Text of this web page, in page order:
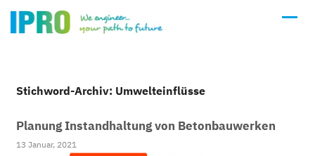
Stichword-Archiv: Umwelteinflüsse
Planung Instandhaltung von Betonbauwerken
13 Januar, 2021